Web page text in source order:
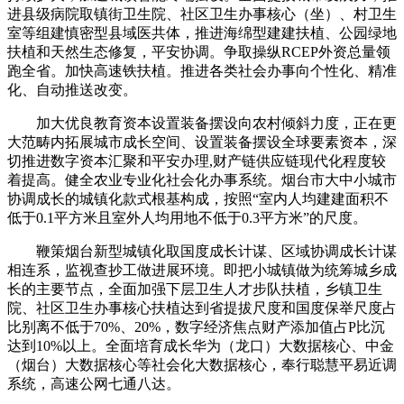
进县级病院取镇街卫生院、社区卫生办事核心（坐）、村卫生
室等组建慎密型县域医共体，推进海绵型建建扶植、公园绿地
扶植和天然生态修复，平安协调。争取操纵RCEP外资总量领
跑全省。加快高速铁扶植。推进各类社会办事向个性化、精准
化、自动推送改变。
加大优良教育资本设置装备摆设向农村倾斜力度，正在更
大范畴内拓展城市成长空间、设置装备摆设全球要素资本，深
切推进数字资本汇聚和平安办理,财产链供应链现代化程度较
着提高。健全农业专业化社会化办事系统。烟台市大中小城市
协调成长的城镇化款式根基构成，按照“室内人均建建面积不
低于0.1平方米且室外人均用地不低于0.3平方米”的尺度。
鞭策烟台新型城镇化取国度成长计谋、区域协调成长计谋
相连系，监视查抄工做进展环境。即把小城镇做为统筹城乡成
长的主要节点，全面加强下层卫生人才步队扶植，乡镇卫生
院、社区卫生办事核心扶植达到省提拔尺度和国度保举尺度占
比别离不低于70%、20%，数字经济焦点财产添加值占P比沉
达到10%以上。全面培育成长华为（龙口）大数据核心、中金
（烟台）大数据核心等社会化大数据核心，奉行聪慧平易近调
系统，高速公网七通八达。